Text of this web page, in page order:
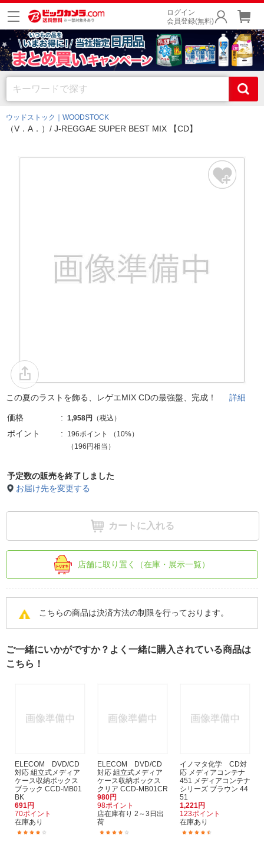
ログイン
会員登録(無料)
ウッドストック｜WOODSTOCK
（V．A．）/ J-REGGAE SUPER BEST MIX 【CD】
この夏のラストを飾る、レゲエMIX CDの最強盤、完成！ 詳細
価格 1,958円 （税込）
ポイント 196ポイント （ 10%）
（196円相当）
予定数の販売を終了しました
お届け先を変更する
カートに入れる
店舗に取り置く（在庫・展示一覧）
こちらの商品は決済方法の制限を行っております。
ご一緒にいかがですか？よく一緒に購入されている商品は
こちら！
ELECOM DVD/CD
対応 組立式メディア
ケース収納ボックス
ブラック CCD-MB01
BK
691円
70ポイント
在庫あり
ELECOM DVD/CD
対応 組立式メディア
ケース収納ボックス
クリア CCD-MB01CR
980円
98ポイント
店在庫有り 2～3日出
荷
イノマタ化学 CD対
応 メディアコンテナ
451 メディアコンテナ
シリーズ ブラウン 44
51
1,221円
123ポイント
在庫あり